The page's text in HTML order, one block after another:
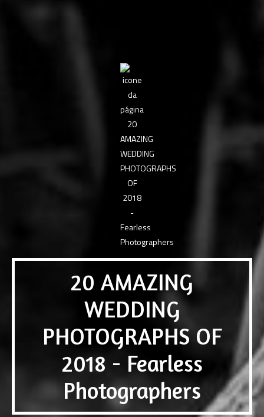
20 AMAZING
WEDDING
PHOTOGRAPHS OF
2018 - Fearless
Photographers